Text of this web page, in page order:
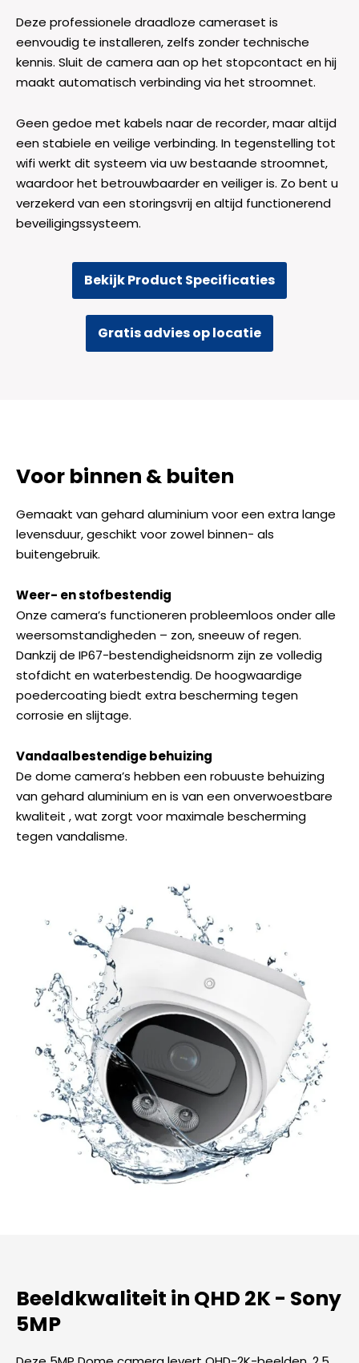
Deze professionele draadloze cameraset is
eenvoudig te installeren, zelfs zonder technische
kennis. Sluit de camera aan op het stopcontact en hij
maakt automatisch verbinding via het stroomnet.
Geen gedoe met kabels naar de recorder, maar altijd
een stabiele en veilige verbinding. In tegenstelling tot
wifi werkt dit systeem via uw bestaande stroomnet,
waardoor het betrouwbaarder en veiliger is. Zo bent u
verzekerd van een storingsvrij en altijd functionerend
beveiligingssysteem.
Bekijk Product Specificaties
Gratis advies op locatie
Voor binnen & buiten
Gemaakt van gehard aluminium voor een extra lange
levensduur, geschikt voor zowel binnen- als
buitengebruik.
Weer- en stofbestendig
Onze camera’s functioneren probleemloos onder alle
weersomstandigheden – zon, sneeuw of regen.
Dankzij de IP67-bestendigheidsnorm zijn ze volledig
stofdicht en waterbestendig. De hoogwaardige
poedercoating biedt extra bescherming tegen
corrosie en slijtage.
Vandaalbestendige behuizing
De dome camera’s hebben een robuuste behuizing
van gehard aluminium en is van een onverwoestbare
kwaliteit , wat zorgt voor maximale bescherming
tegen vandalisme.
Beeldkwaliteit in QHD 2K - Sony
5MP